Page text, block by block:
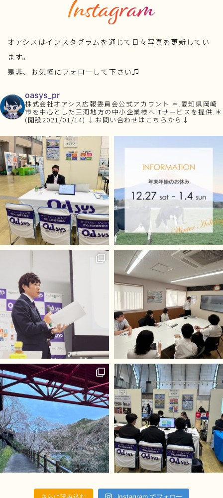
オアシスはインスタグラムを通じて日々写真を更新してい
ます。
是非、お気軽にフォローして下さい♫
oasys_pr
株式会社オアシス広報委員会公式アカウント ＊.愛知県岡崎
市を中心とした三河地方の中小企業様へITサービスを提供.＊
(開設2021/01/14) ↓お問い合わせはこちらから↓